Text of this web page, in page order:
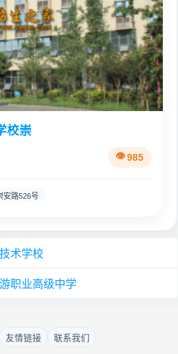
校崇
985
安路526号
术学校
职业高级中学
友情链接 联系我们